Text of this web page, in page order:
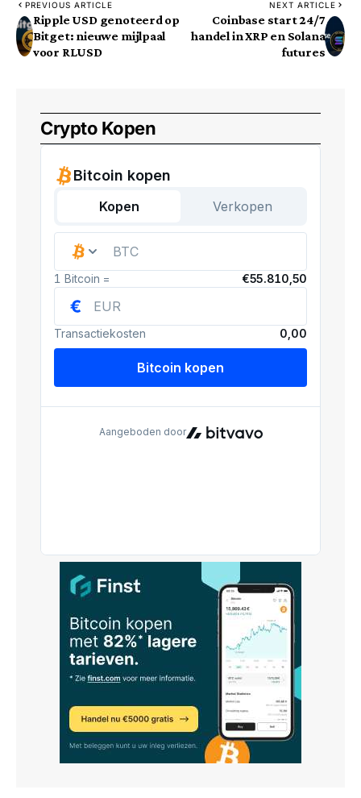
PREVIOUS ARTICLE
Ripple USD genoteerd op
Bitget: nieuwe mijlpaal
voor RLUSD
NEXT ARTICLE
Coinbase start 24/7
handel in XRP en Solana
futures
Crypto Kopen